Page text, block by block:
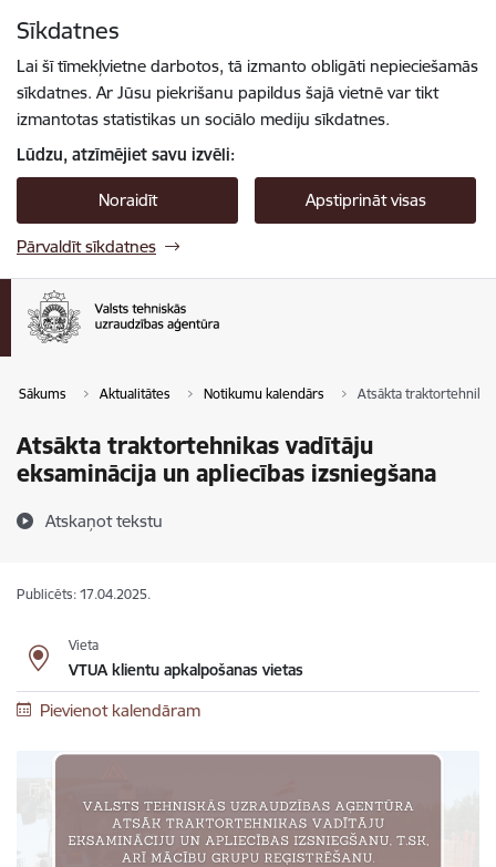
Sīkdatnes
Lai šī tīmekļvietne darbotos, tā izmanto obligāti nepieciešamās
sīkdatnes. Ar Jūsu piekrišanu papildus šajā vietnē var tikt
izmantotas statistikas un sociālo mediju sīkdatnes.
Lūdzu, atzīmējiet savu izvēli:
Noraidīt Apstiprināt visas
Pārvaldīt sīkdatnes
Sākums Aktualitātes Notikumu kalendārs Atsākta
Atsākta traktortehnikas vadītāju
eksaminācija un apliecības izsniegšana
Atskaņot tekstu
Publicēts: 17.04.2025.
Vieta
VTUA klientu apkalpošanas vietas
Pievienot kalendāram